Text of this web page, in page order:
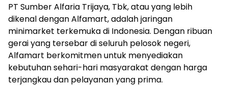
PT Sumber Alfaria Trijaya, Tbk, atau yang lebih
dikenal dengan Alfamart, adalah jaringan
minimarket terkemuka di Indonesia. Dengan ribuan
gerai yang tersebar di seluruh pelosok negeri,
Alfamart berkomitmen untuk menyediakan
kebutuhan sehari-hari masyarakat dengan harga
terjangkau dan pelayanan yang prima.